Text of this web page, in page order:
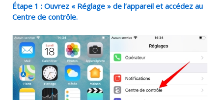
Étape 1 : Ouvrez « Réglage » de l’appareil et accédez au
Centre de contrôle.